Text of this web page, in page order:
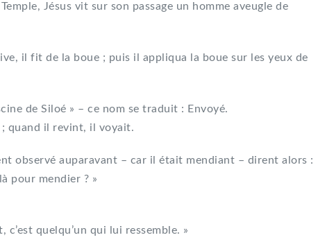
Jésus vit sur son passage un homme aveugle de
il fit de la boue ; puis il appliqua la boue sur les yeux de
de Siloé » – ce nom se traduit : Envoyé.
; quand il revint, il voyait.
observé auparavant – car il était mendiant – dirent alors :
pour mendier ? »
c’est quelqu’un qui lui ressemble. »